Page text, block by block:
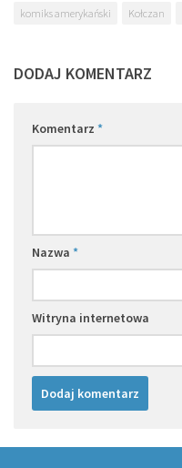
komiks amerykański Kołczan
DODAJ KOMENTARZ
Komentarz *
Nazwa *
Witryna internetowa